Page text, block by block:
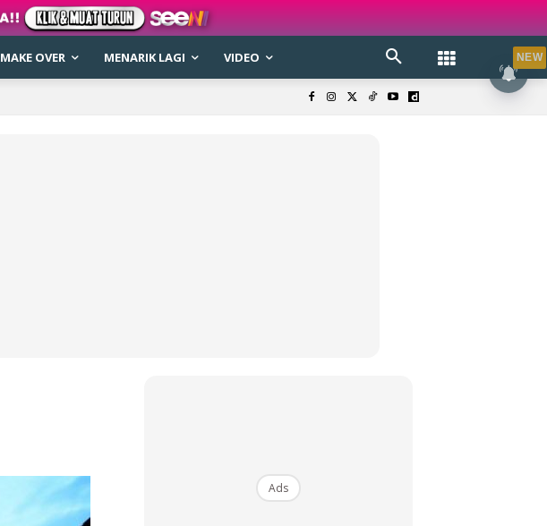
MAKE OVER MENARIK LAGI VIDEO
Ads
NEW